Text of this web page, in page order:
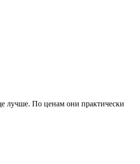
лучше. По ценам они практически